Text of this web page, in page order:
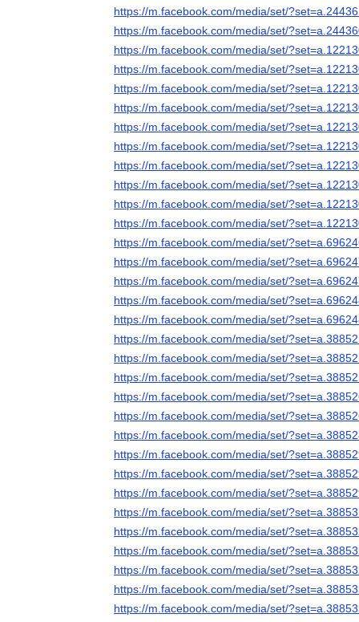
https://m.facebook.com/media/set/
https://m.facebook.com/media/set/
https://m.facebook.com/media/set/
https://m.facebook.com/media/set/
https://m.facebook.com/media/set/
https://m.facebook.com/media/set/
https://m.facebook.com/media/set/
https://m.facebook.com/media/set/
https://m.facebook.com/media/set/
https://m.facebook.com/media/set/
https://m.facebook.com/media/set/
https://m.facebook.com/media/set/
https://m.facebook.com/media/set/
https://m.facebook.com/media/set/
https://m.facebook.com/media/set/
https://m.facebook.com/media/set/
https://m.facebook.com/media/set/
https://m.facebook.com/media/set/
https://m.facebook.com/media/set/
https://m.facebook.com/media/set/
https://m.facebook.com/media/set/
https://m.facebook.com/media/set/
https://m.facebook.com/media/set/
https://m.facebook.com/media/set/
https://m.facebook.com/media/set/
https://m.facebook.com/media/set/
https://m.facebook.com/media/set/
https://m.facebook.com/media/set/
https://m.facebook.com/media/set/
https://m.facebook.com/media/set/
https://m.facebook.com/media/set/
https://m.facebook.com/media/set/